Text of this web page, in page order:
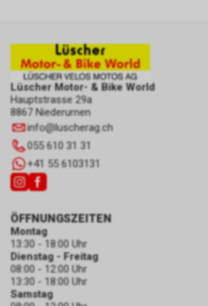
Lüscher Motor- & Bike World
Hauptstrasse 29a
8867 Niederurnen
info@luscherag.ch
055 610 31 31
+41 55 6103131
ÖFFNUNGSZEITEN
Montag
13:30 - 18:00 Uhr
Dienstag - Freitag
08:00 - 12:00 Uhr
13:30 - 18:00 Uhr
Samstag